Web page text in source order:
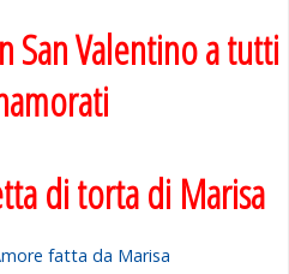
San Valentino a tutti
di torta di Marisa